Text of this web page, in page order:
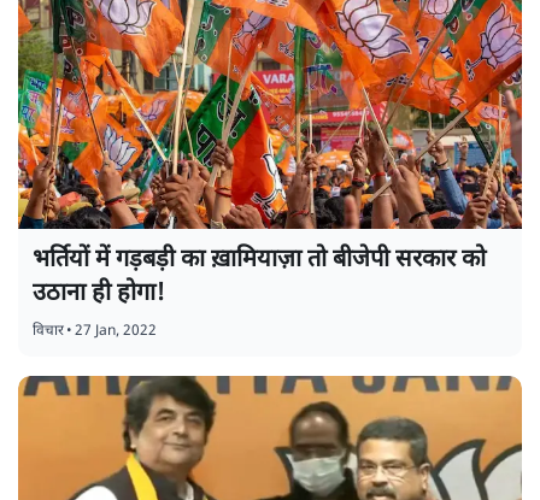
भर्तियों में गड़बड़ी का ख़ामियाज़ा तो बीजेपी सरकार को
उठाना ही होगा!
विचार•27 Jan, 2022